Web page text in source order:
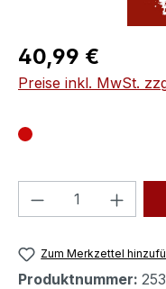
Regulärer Preis:
40,99 €
Preise inkl. MwSt.
Produkt
Zum Merkzettel
Produktnummer: